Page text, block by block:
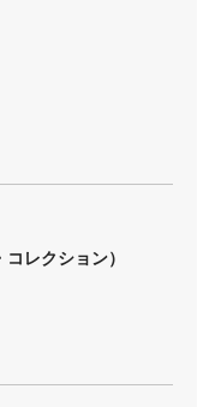
レクション）